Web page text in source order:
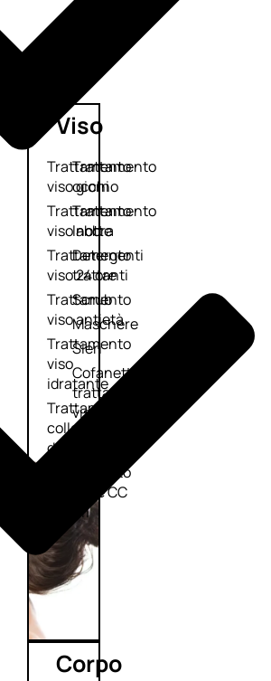
Viso
Trattamento
viso giorno
Trattamento
viso notte
Trattamento
viso 24 ore
Trattamento
viso antietà
Trattamento
viso
idratante
Trattamento
collo e
décolleté
Trattamento
viso BB e CC
cream
Trattamento
occhi
Trattamento
labbra
Detergenti
trattanti
Scrub
Maschere
Sieri
Cofanetti
trattamento
viso
Corpo